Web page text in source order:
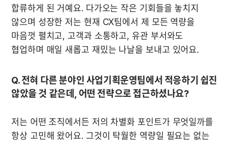
합류하게 된 거예요. 다가오는 작은 기회들을 놓치지
않으며 성장한 저는 현재 CX팀에서 제 모든 역량을
마음껏 펼치고, 고객과 소통하고, 유관 부서와도
협업하며 매일 새롭고 재밌는 나날을 보내고 있어요.
Q. 전혀 다른 분야인 사업기획운영팀에서 적응하기 쉽진
않았을 것 같은데, 어떤 전략으로 접근하셨나요?
저는 어떤 조직에서든 저의 차별화 포인트가 무엇일까를
항상 고민해 왔어요. 그것이 탁월한 역량일 필요는 없는